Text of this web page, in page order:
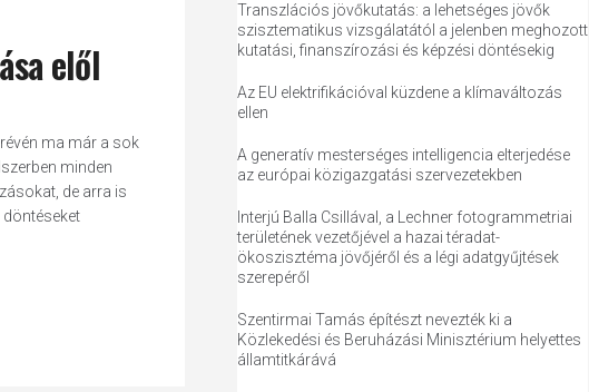
elől
ma már a sok
minden
de arra is
Transzlációs jövőkutatás: a lehetséges jövők
szisztematikus vizsgálatától a jelenben meghozott
kutatási, finanszírozási és képzési döntésekig
Az EU elektrifikációval küzdene a klímaváltozás
ellen
A generatív mesterséges intelligencia elterjedése
az európai közigazgatási szervezetekben
Interjú Balla Csillával, a Lechner fotogrammetriai
területének vezetőjével a hazai téradat-
ökoszisztéma jövőjéről és a légi adatgyűjtések
szerepéről
Szentirmai Tamás építészt nevezték ki a
Közlekedési és Beruházási Minisztérium helyettes
államtitkárává